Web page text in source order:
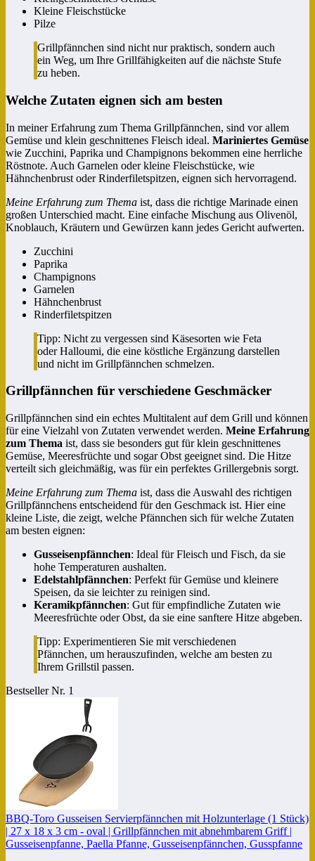
Kleine Fleischstücke
Pilze
Grillpfännchen sind nicht nur praktisch, sondern auch
ein Weg, um Ihre Grillfähigkeiten auf die nächste Stufe
zu heben.
Welche Zutaten eignen sich am besten
In meiner Erfahrung zum Thema Grillpfännchen, sind vor allem
Gemüse und klein geschnittenes Fleisch ideal. Mariniertes Gemüse
wie Zucchini, Paprika und Champignons bekommen eine herrliche
Röstnote. Auch Garnelen oder kleine Fleischstücke, wie
Hähnchenbrust oder Rinderfiletspitzen, eignen sich hervorragend.
Meine Erfahrung zum Thema ist, dass die richtige Marinade einen
großen Unterschied macht. Eine einfache Mischung aus Olivenöl,
Knoblauch, Kräutern und Gewürzen kann jedes Gericht aufwerten.
Zucchini
Paprika
Champignons
Garnelen
Hähnchenbrust
Rinderfiletspitzen
Tipp: Nicht zu vergessen sind Käsesorten wie Feta
oder Halloumi, die eine köstliche Ergänzung darstellen
und nicht im Grillpfännchen schmelzen.
Grillpfännchen für verschiedene Geschmäcker
Grillpfännchen sind ein echtes Multitalent auf dem Grill und können
für eine Vielzahl von Zutaten verwendet werden. Meine Erfahrung
zum Thema ist, dass sie besonders gut für klein geschnittenes
Gemüse, Meeresfrüchte und sogar Obst geeignet sind. Die Hitze
verteilt sich gleichmäßig, was für ein perfektes Grillergebnis sorgt.
Meine Erfahrung zum Thema ist, dass die Auswahl des richtigen
Grillpfännchens entscheidend für den Geschmack ist. Hier eine
kleine Liste, die zeigt, welche Pfännchen sich für welche Zutaten
am besten eignen:
Gusseisenpfännchen: Ideal für Fleisch und Fisch, da sie
hohe Temperaturen aushalten.
Edelstahlpfännchen: Perfekt für Gemüse und kleinere
Speisen, da sie leichter zu reinigen sind.
Keramikpfännchen: Gut für empfindliche Zutaten wie
Meeresfrüchte oder Obst, da sie eine sanftere Hitze abgeben.
Tipp: Experimentieren Sie mit verschiedenen
Pfännchen, um herauszufinden, welche am besten zu
Ihrem Grillstil passen.
Bestseller Nr. 1
BBQ-Toro Gusseisen Servierpfännchen mit Holzunterlage (1 Stück)
| 27 x 18 x 3 cm - oval | Grillpfännchen mit abnehmbarem Griff |
Gusseisenpfanne, Paella Pfanne, Gusseisenpfännchen, Gusspfanne